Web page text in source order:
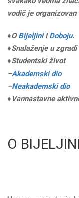
vodič je
♦OBijeljiniiDoboju.
♦Snalaženje u
♦Studentski život
–Akademski dio
–Neakademski dio
♦Vannastavne
O BIJELJINI